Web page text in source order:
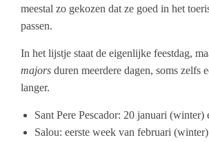
meestal zo gekozen dat ze goed in het
passen.
In het lijstje staat de eigenlijke feestdag,
majors duren meerdere dagen, soms zelfs
langer.
Sant Pere Pescador: 20 januari
Salou: eerste week van februari